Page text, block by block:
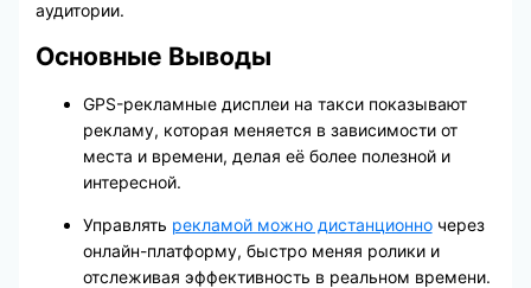
аудитории.
Основные Выводы
GPS-рекламные дисплеи на такси показывают
рекламу, которая меняется в зависимости от
места и времени, делая её более полезной и
интересной.
Управлять рекламой можно дистанционночерез
онлайн-платформу, быстро меняя ролики и
отслеживая эффективность в реальном времени.